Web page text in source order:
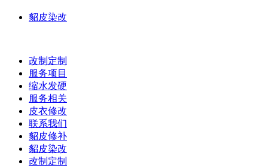
貂皮染改
改制定制
服务项目
缩水发硬
服务相关
皮衣修改
联系我们
貂皮修补
貂皮染改
改制定制